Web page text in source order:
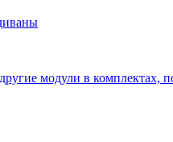
модули в комплектах,